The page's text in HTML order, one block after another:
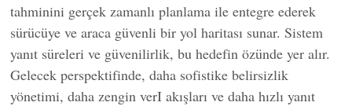
tahminini gerçek zamanlı planlama ile entegre ederek
sürücüye ve araca güvenli bir yol haritası sunar. Sistem
yanıt süreleri ve güvenilirlik, bu hedefin özünde yer alır.
Gelecek perspektifinde, daha sofistike belirsizlik
yönetimi, daha zengin verI akışları ve daha hızlı yanıt